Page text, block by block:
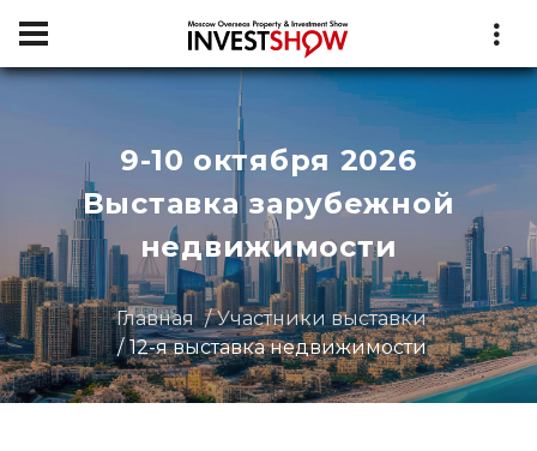
9-10 октября 2026
Выставка зарубежной
недвижимости
Главная
Участники выставки
12-я выставка недвижимости